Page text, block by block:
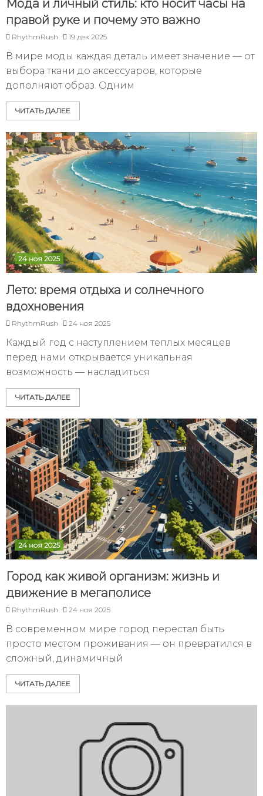
Мода и личный стиль: кто носит часы на
правой руке и почему это важно
RhythmRush 19 дек 2025
В мире моды каждая деталь имеет значение — от
выбора ткани до аксессуаров, которые
дополняют образ. Одним
ЧИТАТЬ ДАЛЕЕ
24 ноя 2025
Лето: время отдыха и солнечного
вдохновения
RhythmRush 24 ноя 2025
Каждый год с наступлением теплых месяцев
перед нами открывается уникальная
возможность — насладиться
ЧИТАТЬ ДАЛЕЕ
24 ноя 2025
Город как живой организм: жизнь и
движение в мегаполисе
RhythmRush 24 ноя 2025
В современном мире город перестал быть
просто местом проживания — он превратился в
сложный, динамичный
ЧИТАТЬ ДАЛЕЕ